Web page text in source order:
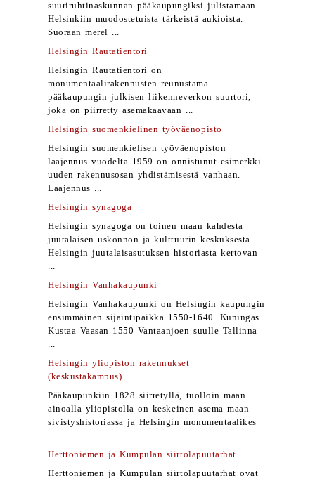
suuriruhtinaskunnan pääkaupungiksi julistamaan
Helsinkiin muodostetuista tärkeistä aukioista.
Suoraan merel ...
Helsingin Rautatientori
Helsingin Rautatientori on
monumentaalirakennusten reunustama
pääkaupungin julkisen liikenneverkon suurtori,
joka on piirretty asemakaavaan ...
Helsingin suomenkielinen työväenopisto
Helsingin suomenkielisen työväenopiston
laajennus vuodelta 1959 on onnistunut esimerkki
uuden rakennusosan yhdistämisestä vanhaan.
Laajennus ...
Helsingin synagoga
Helsingin synagoga on toinen maan kahdesta
juutalaisen uskonnon ja kulttuurin keskuksesta.
Helsingin juutalaisasutuksen historiasta kertovan
...
Helsingin Vanhakaupunki
Helsingin Vanhakaupunki on Helsingin kaupungin
ensimmäinen sijaintipaikka 1550-1640. Kuningas
Kustaa Vaasan 1550 Vantaanjoen suulle Tallinna
...
Helsingin yliopiston rakennukset
(keskustakampus)
Pääkaupunkiin 1828 siirretyllä, tuolloin maan
ainoalla yliopistolla on keskeinen asema maan
sivistyshistoriassa ja Helsingin monumentaalikes
...
Herttoniemen ja Kumpulan siirtolapuutarhat
Herttoniemen ja Kumpulan siirtolapuutarhat ovat